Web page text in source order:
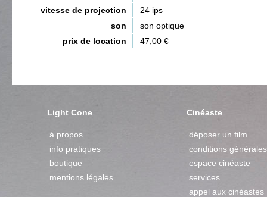
vitesse de projection
24 ips
son
son optique
prix de location
47,00 €
Light Cone
à propos
info pratiques
boutique
mentions légales
Cinéaste
déposer un film
conditions générales
espace cinéaste
services
appel aux cinéastes